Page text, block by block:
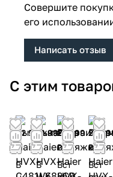
Совершите
его
Написать отзыв
С этим
42 999
₽
В
21 999
₽
В
25 999
₽
Вст
25
₽
Вст